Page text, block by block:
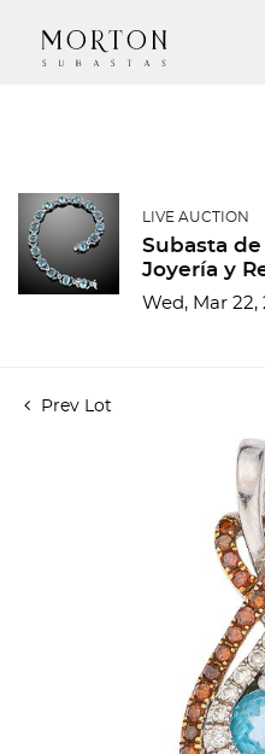
LIVE AUCTION
Subasta
Joyería y
Wed, Mar 22,
Prev Lot